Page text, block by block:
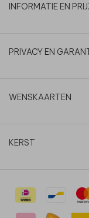
INFORMATIE EN
PRIVACY EN
WENSKAARTEN
KERST